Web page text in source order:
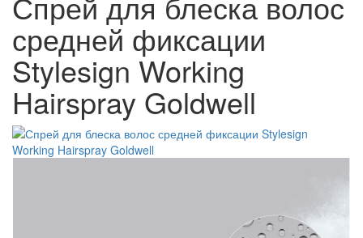
средней фиксации
Stylesign Working
Hairspray Goldwell